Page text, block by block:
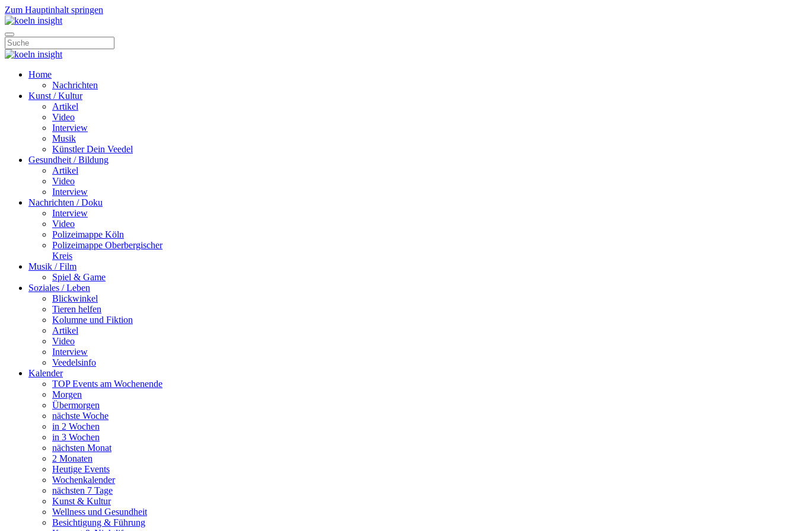
Zum Hauptinhalt springen
Home
Nachrichten
Kunst / Kultur
Artikel
Video
Interview
Musik
Künstler Dein Veedel
Gesundheit / Bildung
Artikel
Video
Interview
Nachrichten / Doku
Interview
Video
Polizeimappe Köln
Polizeimappe Oberbergischer
Kreis
Musik / Film
Spiel & Game
Soziales / Leben
Blickwinkel
Tieren helfen
Kolumne und Fiktion
Artikel
Video
Interview
Veedelsinfo
Kalender
TOP Events am Wochenende
Morgen
Übermorgen
nächste Woche
in 2 Wochen
in 3 Wochen
nächsten Monat
2 Monaten
Heutige Events
Wochenkalender
nächsten 7 Tage
Kunst & Kultur
Wellness und Gesundheit
Besichtigung & Führung